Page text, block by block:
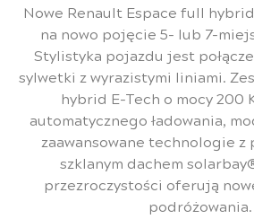
Nowe Renault Espace full
na nowo pojęcie 5- lub 7-
Stylistyka pojazdu jest
sylwetki z wyrazistymi liniami.
hybrid E-Tech o mocy 200
automatycznego ładowania,
zaawansowane technologie z
szklanym dachem
przezroczystości oferują
podróżowania.